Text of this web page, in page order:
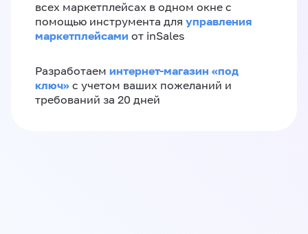
всех маркетплейсах в одном окне с
помощью инструмента для управления
маркетплейсами от inSales
Разработаем интернет-магазин «‎под
ключ»‎ с учетом ваших пожеланий и
требований за 20 дней